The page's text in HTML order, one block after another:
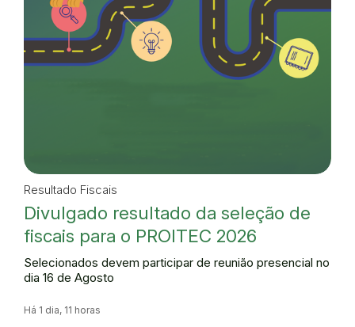
Resultado Fiscais
Divulgado resultado da seleção de
fiscais para o PROITEC 2026
Selecionados devem participar de reunião presencial no
dia 16 de Agosto
Há 1 dia, 11 horas